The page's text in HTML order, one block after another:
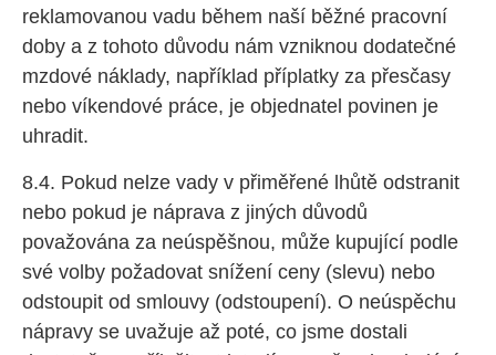
reklamovanou vadu během naší běžné pracovní
doby a z tohoto důvodu nám vzniknou dodatečné
mzdové náklady, například příplatky za přesčasy
nebo víkendové práce, je objednatel povinen je
uhradit.
8.4. Pokud nelze vady v přiměřené lhůtě odstranit
nebo pokud je náprava z jiných důvodů
považována za neúspěšnou, může kupující podle
své volby požadovat snížení ceny (slevu) nebo
odstoupit od smlouvy (odstoupení). O neúspěchu
nápravy se uvažuje až poté, co jsme dostali